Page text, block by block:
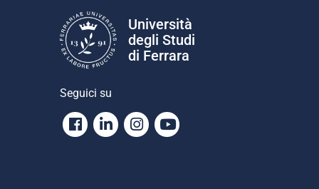
Università
degli Studi
di Ferrara
Seguici su
Facebook
LinkedinInstagram
Youtube